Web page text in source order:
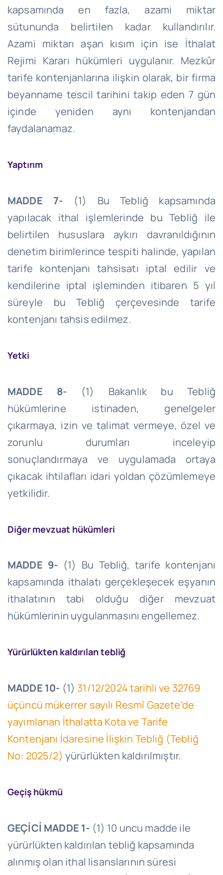
kapsamında en fazla, azami miktar
sütununda belirtilen kadar kullandırılır.
Azami miktarı aşan kısım için ise İthalat
Rejimi Kararı hükümleri uygulanır. Mezkûr
tarife kontenjanlarına ilişkin olarak, bir firma
beyanname tescil tarihini takip eden 7 gün
içinde yeniden aynı kontenjandan
faydalanamaz.
Yaptırım
MADDE 7- (1) Bu Tebliğ kapsamında
yapılacak ithal işlemlerinde bu Tebliğ ile
belirtilen hususlara aykırı davranıldığının
denetim birimlerince tespiti halinde, yapılan
tarife kontenjanı tahsisatı iptal edilir ve
kendilerine iptal işleminden itibaren 5 yıl
süreyle bu Tebliğ çerçevesinde tarife
kontenjanı tahsis edilmez.
Yetki
MADDE 8- (1) Bakanlık bu Tebliğ
hükümlerine istinaden, genelgeler
çıkarmaya, izin ve talimat vermeye, özel ve
zorunlu durumları inceleyip
sonuçlandırmaya ve uygulamada ortaya
çıkacak ihtilafları idari yoldan çözümlemeye
yetkilidir.
Diğer mevzuat hükümleri
MADDE 9- (1) Bu Tebliğ, tarife kontenjanı
kapsamında ithalatı gerçekleşecek eşyanın
ithalatının tabi olduğu diğer mevzuat
hükümlerinin uygulanmasını engellemez.
Yürürlükten kaldırılan tebliğ
MADDE 10- (1) 31/12/2024 tarihli ve 32769
üçüncü mükerrer sayılı Resmî Gazete’de
yayımlanan İthalatta Kota ve Tarife
Kontenjanı İdaresine İlişkin Tebliğ (Tebliğ
No: 2025/2) yürürlükten kaldırılmıştır.
Geçiş hükmü
GEÇİCİ MADDE 1- (1) 10 uncu madde ile
yürürlükten kaldırılan tebliğ kapsamında
alınmış olan ithal lisanslarının süresi